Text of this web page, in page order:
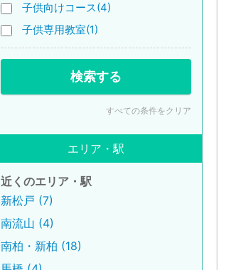
子供向けコース(4)
子供専用教室(1)
検索する
すべての条件をクリア
エリア・駅
近くのエリア・駅
新松戸 (7)
南流山 (4)
南柏・新柏 (18)